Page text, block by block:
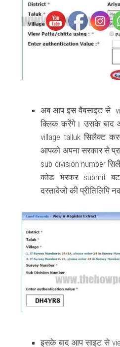
अब आप इस वैबसाइट से
क्लिक करेंगे। उसके बाद
village talluk सिलैक्ट
आपको अपना सरकार से
sub division number
कोड भरकर submit
दस्तावेजो की प्रीतिलिपि
इसके बाद आप साइट से